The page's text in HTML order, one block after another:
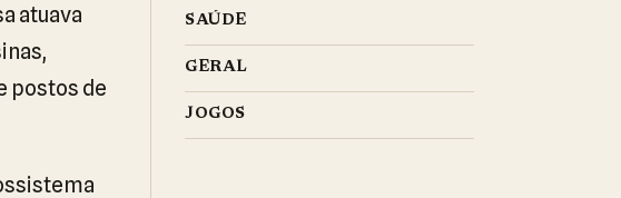
atuava
postos de
SAÚDE
GERAL
JOGOS